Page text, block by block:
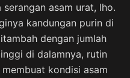
asam urat, lho.
kandungan purin di
dengan jumlah
di dalamnya, rutin
kondisi asam